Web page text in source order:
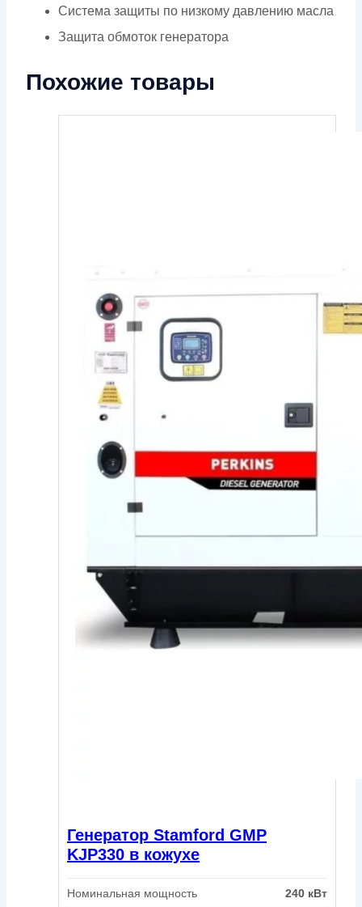
Система защиты по низкому давлению масла
Защита обмоток генератора
Похожие товары
Генератор Stamford GMP
KJP330 в кожухе
Номинальная мощность 240 кВт